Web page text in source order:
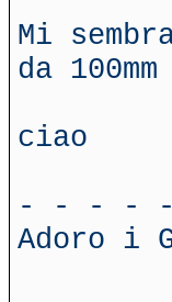
Mi
da
ciao
- - - -
Adoro i